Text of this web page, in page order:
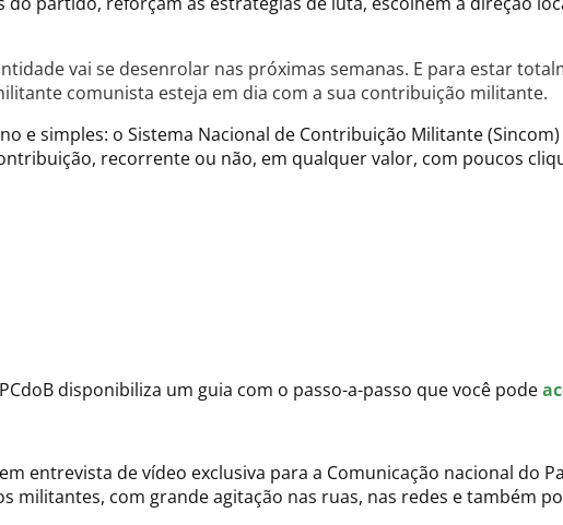
vai se desenrolar nas próximas semanas. E para estar
comunista esteja em dia com a sua contribuição militante.
e simples: o Sistema Nacional de Contribuição Militante
recorrente ou não, em qualquer valor, com poucos
disponibiliza um guia com o passo-a-passo que você pode
entrevista de vídeo exclusiva para a Comunicação nacional do
com grande agitação nas ruas, nas redes e também